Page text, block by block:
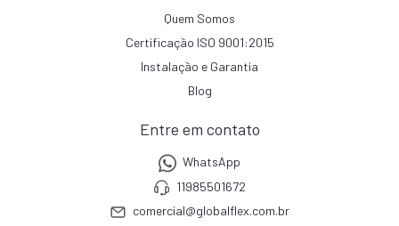
Quem Somos
Certificação ISO 9001:2015
Instalação e Garantia
Blog
Entre em contato
WhatsApp
11985501672
comercial@globalflex.com.br